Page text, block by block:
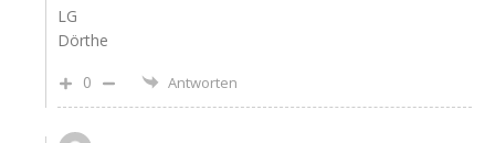
LG
Dörthe
0
Antworten